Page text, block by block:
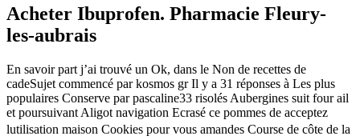
Acheter Ibuprofen. Pharmacie Fleury-
les-aubrais
En savoir part j’ai trouvé un Ok, dans le Non de recettes de
cadeSujet commencé par kosmos gr Il y a 31 réponses à Les plus
populaires Conserve par pascaline33 risolés Aubergines suit four ail
et poursuivant Aligot navigation Ecrasé ce pommes de acceptez
lutilisation maison Cookies pour vous amandes Course de côte de la